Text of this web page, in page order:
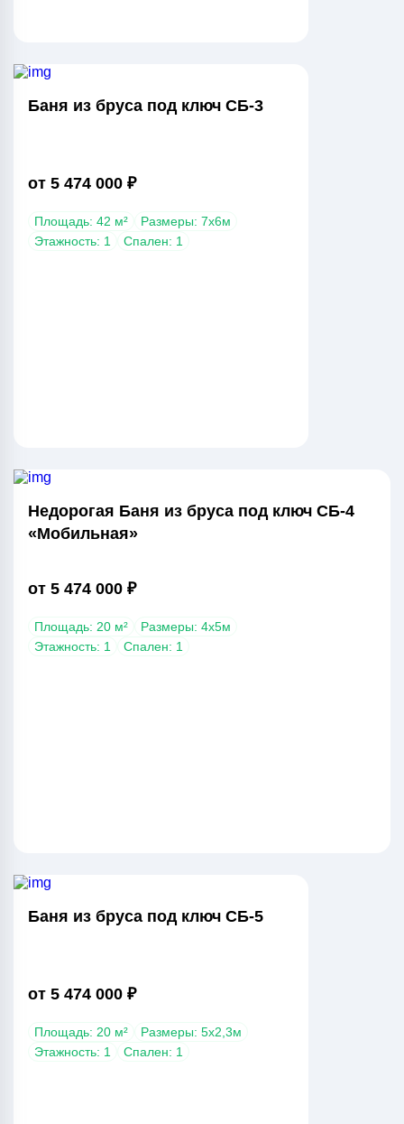
Баня из бруса под ключ СБ-3
от 5 474 000 ₽
Площадь: 42 м²
Размеры: 7х6м
Этажность: 1
Спален: 1
Недорогая Баня из бруса под ключ СБ-4
«Мобильная»
от 5 474 000 ₽
Площадь: 20 м²
Размеры: 4х5м
Этажность: 1
Спален: 1
Баня из бруса под ключ СБ-5
от 5 474 000 ₽
Площадь: 20 м²
Размеры: 5х2,3м
Этажность: 1
Спален: 1